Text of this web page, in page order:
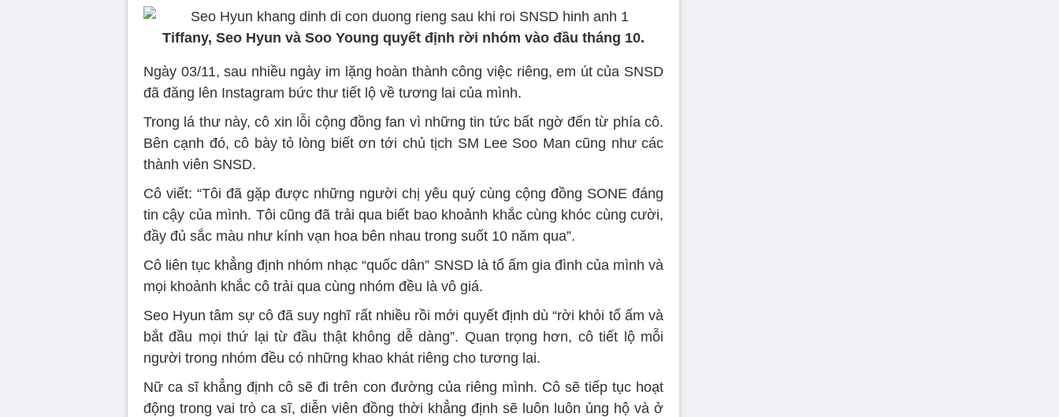
Tiffany, Seo Hyun và Soo Young quyết định rời nhóm vào đầu tháng 10.
Ngày 03/11, sau nhiều ngày im lặng hoàn thành công việc riêng, em út của SNSD
đã đăng lên Instagram bức thư tiết lộ về tương lai của mình.
Trong lá thư này, cô xin lỗi cộng đồng fan vì những tin tức bất ngờ đến từ phía cô.
Bên cạnh đó, cô bày tỏ lòng biết ơn tới chủ tịch SM Lee Soo Man cũng như các
thành viên SNSD.
Cô viết: “Tôi đã gặp được những người chị yêu quý cùng cộng đồng SONE đáng
tin cậy của mình. Tôi cũng đã trải qua biết bao khoảnh khắc cùng khóc cùng cười,
đầy đủ sắc màu như kính vạn hoa bên nhau trong suốt 10 năm qua”.
Cô liên tục khẳng định nhóm nhạc “quốc dân” SNSD là tổ ấm gia đình của mình và
mọi khoảnh khắc cô trải qua cùng nhóm đều là vô giá.
Seo Hyun tâm sự cô đã suy nghĩ rất nhiều rồi mới quyết định dù “rời khỏi tổ ấm và
bắt đầu mọi thứ lại từ đầu thật không dễ dàng”. Quan trọng hơn, cô tiết lộ mỗi
người trong nhóm đều có những khao khát riêng cho tương lai.
Nữ ca sĩ khẳng định cô sẽ đi trên con đường của riêng mình. Cô sẽ tiếp tục hoạt
động trong vai trò ca sĩ, diễn viên đồng thời khẳng định sẽ luôn luôn ủng hộ và ở